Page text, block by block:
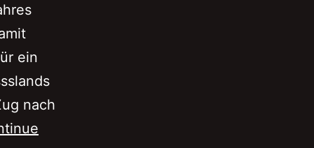
ein
nach